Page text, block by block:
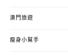
澳門旅遊
瘦身小幫手